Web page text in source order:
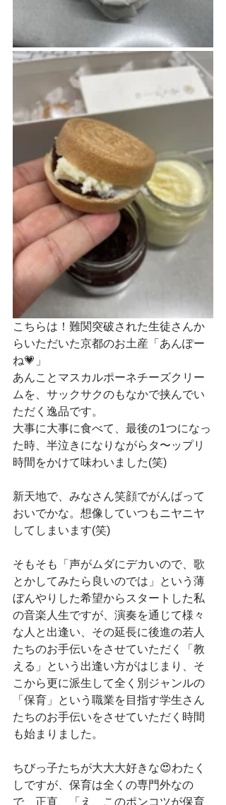
こちらは！難関突破された生徒さんか
らいただいた京都のお土産「あんぽー
ね💗」
あんことマスカルポーネチーズクリー
ムを、サックサクのもなかで挟んでい
ただく逸品です。
大事に大事に食べて、最後の1つになっ
た時、半泣きになりながらタ〜ップリ
時間をかけて味わいました(笑)
新天地で、みなさん笑顔でがんばって
おいでかな。想像していつもニヤニヤ
してしまいます(笑)
そもそも「声がムダにデカいので、歌
とかしてみたら良いのでは」という薄
ぼんやりした希望からスタートした私
の音楽人生ですが、演奏を通じて様々
な人と出逢い、その延長に後進の若人
たちのお手伝いをさせていただく「教
える」という出逢い方がはじまり、そ
こから更に派生して全く別ジャンルの
「保育」という職業を目指す学生さん
たちのお手伝いをさせていただく時間
も始まりました。
ちびっ子たちが大大大好きな😍わたく
しですが、保育は全くの専門外なの
で、正直、「え、このポンコツが保育